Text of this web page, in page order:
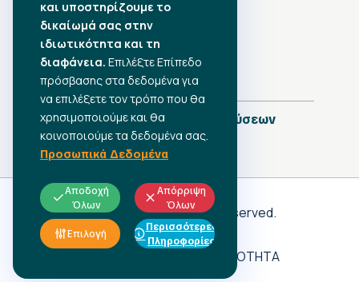
•Ιούλιος 2026
•Ιούνιος 2026
•Μάιος 2026
•Απρίλιος 2026
•Μάρτιος 2026
Πλήρες Ημερολόγιο Δημοσιεύσεων
Γ.Σ.Ε.Ε
© 2026 All rights reserved.
ΠΡΟΣΩΠΙΚΑ ΔΕΔΟΜΕΝΑ
ΠΡΟΣΒΑΣΙΜΟΤΗΤΑ
και υποστηρίζουμε το
δικαίωμά σας στην
ιδιωτικότητα και τη
διαφάνεια. Επιλέξτε Επίπεδο
πρόσβασης στα δεδομένα για
να επιλέξετε τον τρόπο που θα
χρησιμοποιούμε και θα
κοινοποιούμε τα δεδομένα σας.
Προσωπικά Δεδομένα
Αποδοχή
Όλων
Απόρριψη
Όλων
Επιλογή
Περισσότερες
Πληροφορίες